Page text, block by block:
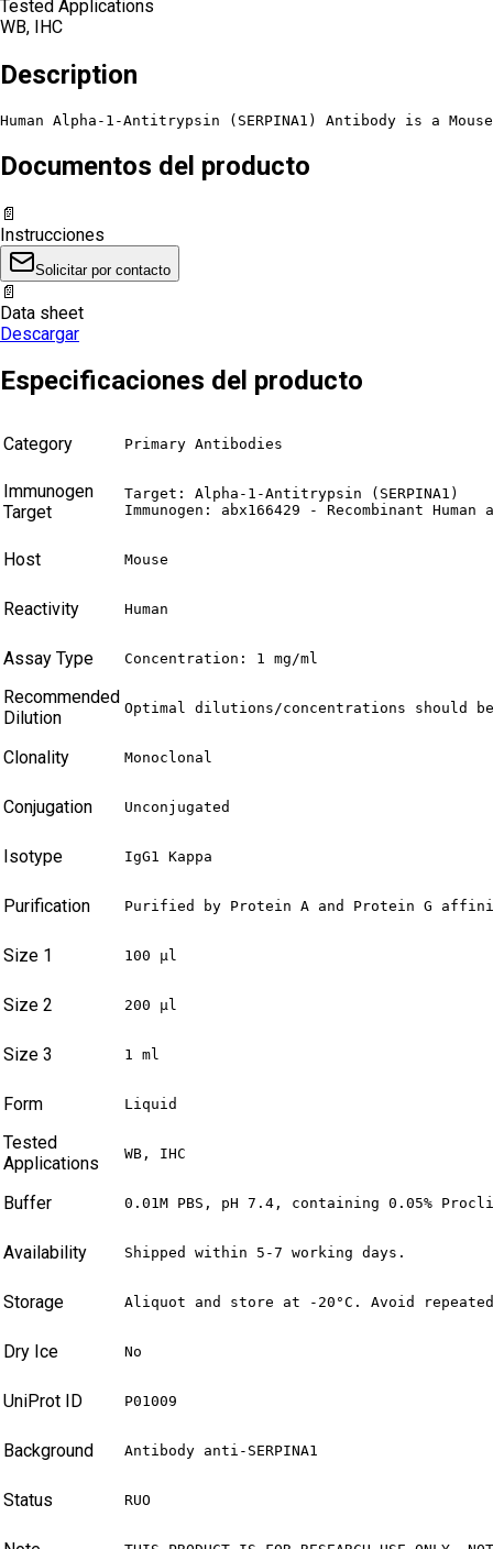
Tested Applications
WB, IHC
Description
Human Alpha-1-Antitrypsin (SERPINA1) Antibody is a
Documentos del producto
📄
Instrucciones
Solicitar por contacto
📄
Data sheet
Descargar
Especificaciones del producto
Category Primary Antibodies
Immunogen
Target
Target: Alpha-1-Antitrypsin (SERPINA1)
Immunogen: abx166429 - Recombinant
Host Mouse
Reactivity Human
Assay Type Concentration: 1 mg/ml
Recommended
Dilution
Optimal dilutions/concentrations should
Clonality Monoclonal
Conjugation Unconjugated
Isotype IgG1 Kappa
Purification Purified by Protein A and Protein G
Size 1 100 µl
Size 2 200 µl
Size 3 1 ml
Form Liquid
Tested
Applications
WB, IHC
Buffer 0.01M PBS, pH 7.4, containing 0.05%
Availability Shipped within 5-7 working days.
Storage Aliquot and store at -20°C. Avoid
Dry Ice No
UniProt ID P01009
Background Antibody anti-SERPINA1
Status RUO